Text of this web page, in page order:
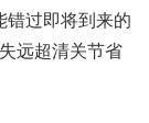
错过即将到来的
远超清关节省